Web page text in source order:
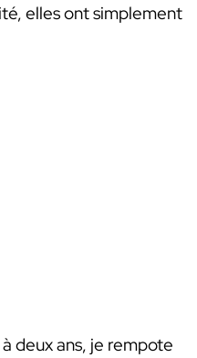
elles ont simplement
deux ans, je rempote